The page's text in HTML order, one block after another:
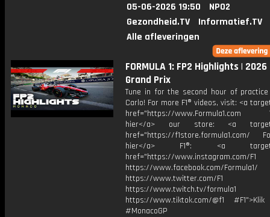
05-06-2026 19:50
NPO2
Gezondheid.TV
Informatief.TV
Alle afleveringen
FORMULA 1: FP2 Highlights |
Grand Prix
Tune in for the second hour of
Carlo! For more F1® videos, visit: <a
href="https://www.Formula1.com
hier</a> our store: <a
href="https://f1store.formula1.com/
hier</a> F1®: <a
href="https://www.instagram.com/F1
https://www.facebook.com/Formula1/
https://www.twitter.com/F1
https://www.twitch.tv/formula1
https://www.tiktok.com/@f1
#MonacoGP